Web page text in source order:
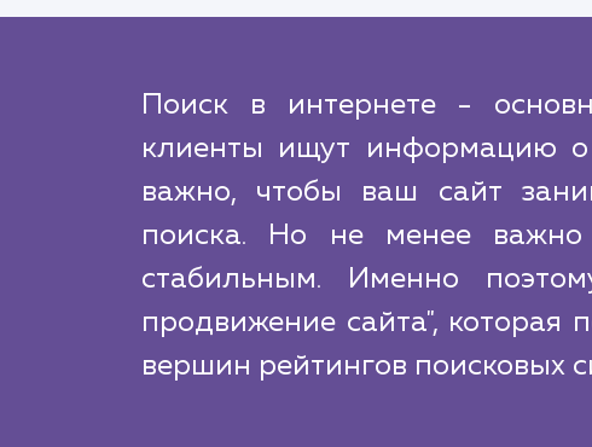
Поиск в интернете -
клиенты ищут информацию о
важно, чтобы ваш сайт
поиска. Но не менее
стабильным. Именно
продвижение сайта", которая
вершин рейтингов поисковых